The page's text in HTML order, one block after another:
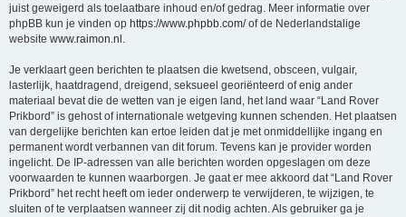
juist geweigerd als toelaatbare inhoud en/of gedrag. Meer informatie over
phpBB kun je vinden op https://www.phpbb.com/of de Nederlandstalige
website www.raimon.nl .
Je verklaart geen berichten te plaatsen die kwetsend, obsceen, vulgair,
lasterlijk, haatdragend, dreigend, seksueel georiënteerd of enig ander
materiaal bevat die de wetten van je eigen land, het land waar “Land Rover
Prikbord” is gehost of internationale wetgeving kunnen schenden. Het plaatsen
van dergelijke berichten kan ertoe leiden dat je met onmiddellijke ingang en
permanent wordt verbannen van dit forum. Tevens kan je provider worden
ingelicht. De IP-adressen van alle berichten worden opgeslagen om deze
voorwaarden te kunnen waarborgen. Je gaat er mee akkoord dat “Land Rover
Prikbord” het recht heeft om ieder onderwerp te verwijderen, te wijzigen, te
sluiten of te verplaatsen wanneer zij dit nodig achten. Als gebruiker ga je